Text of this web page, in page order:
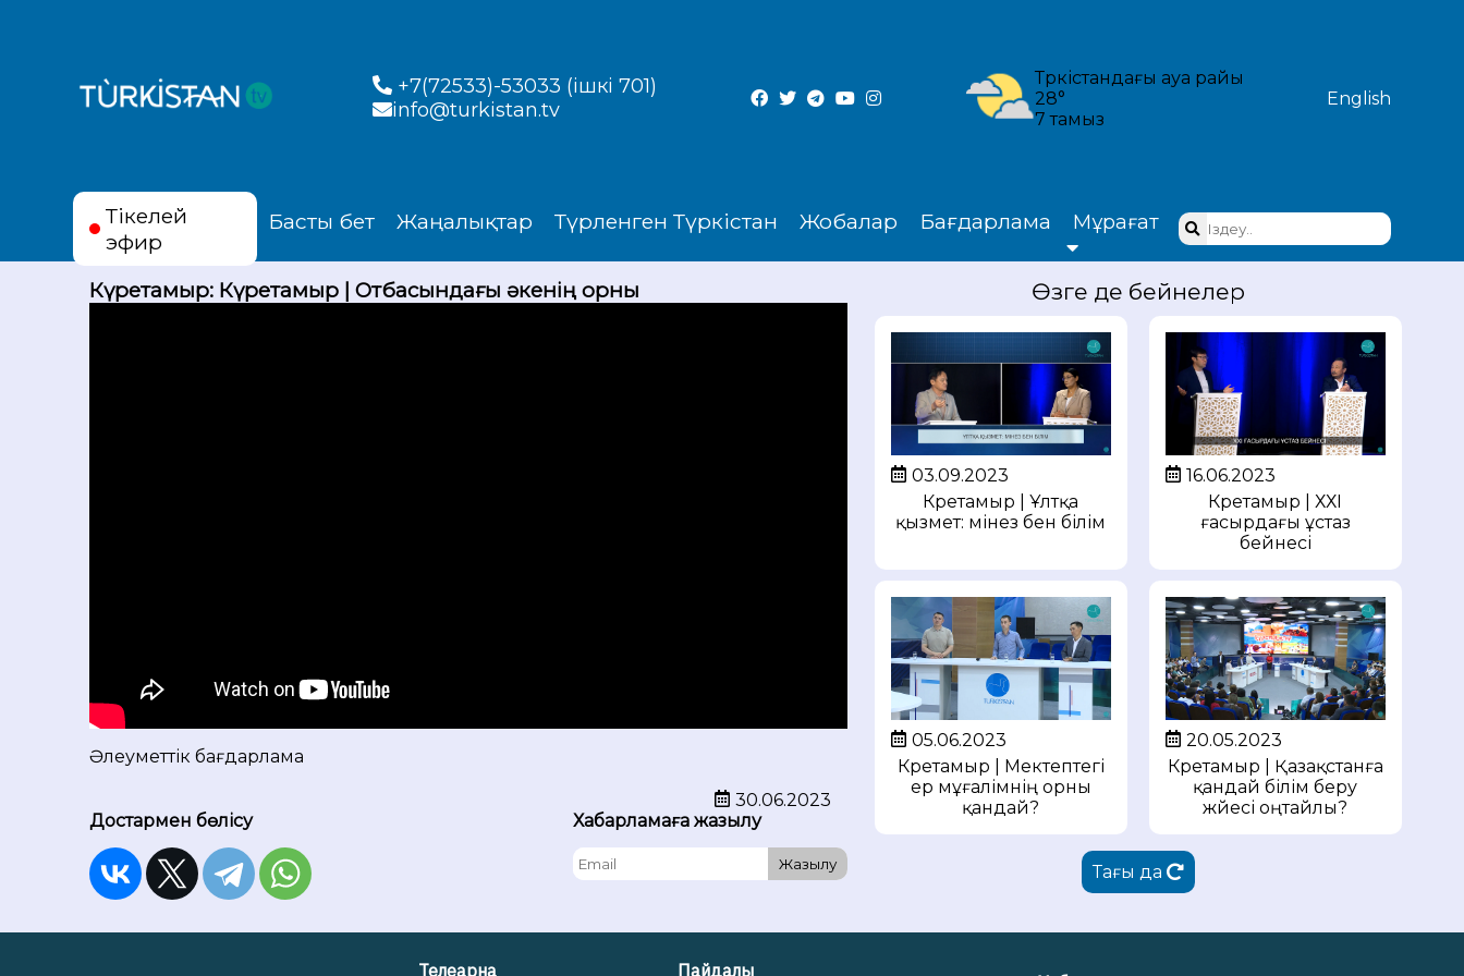
+7(72533)-53033 (ішкі 701)
info@turkistan.tv
Түркістандағы ауа райы
28°
7 тамыз
English
Тікелей
эфир
Басты бет Жаңалықтар Түрленген Түркістан Жобалар Бағдарлама Мұрағат
Күретамыр: Күретамыр | Отбасындағы әкенің орны
Әлеуметтік бағдарлама
30.06.2023
Достармен бөлісу
Хабарламаға жазылу
Жазылу
Өзге де бейнелер
03.09.2023
Күретамыр | Ұлтқа
қызмет: мінез бен білім
16.06.2023
Күретамыр | ХХІ
ғасырдағы ұстаз
бейнесі
05.06.2023
Күретамыр | Мектептегі
ер мұғалімнің орны
қандай?
20.05.2023
Күретамыр | Қазақстанға
қандай білім беру
жүйесі оңтайлы?
Тағы да
Телеарна Пайдалы